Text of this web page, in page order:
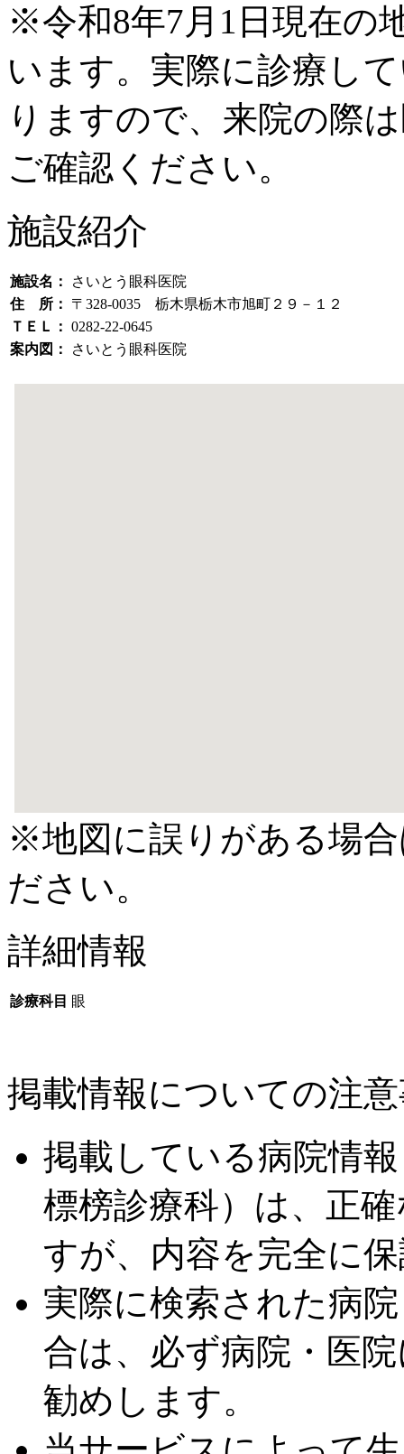
※令和8年7月1日現在の
います。実際に診療し
りますので、来院の際
ご確認ください。
施設紹介
施設名：
さいとう眼科医院
住 所：
〒328-0035 栃木県栃木市旭町２９－１２
ＴＥＬ： 0282-22-0645
案内図：
さいとう眼科医院
※地図に誤りがある場
ださい。
詳細情報
診療科目 眼
掲載情報についての注
掲載している病院情
標榜診療科）は、正
すが、内容を完全に
実際に検索された病
合は、必ず病院・医
勧めします。